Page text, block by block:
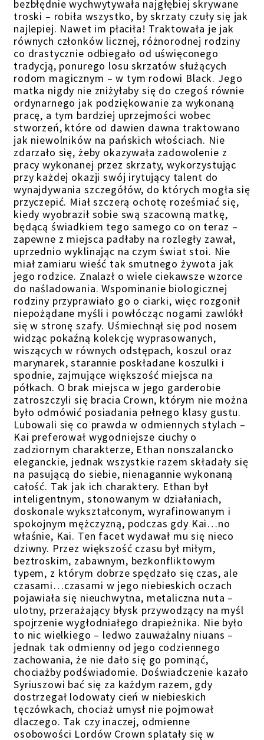
bezbłędnie wychwytywała najgłębiej skrywane
troski – robiła wszystko, by skrzaty czuły się jak
najlepiej. Nawet im płaciła! Traktowała je jak
równych członków licznej, różnorodnej rodziny
co drastycznie odbiegało od uświęconego
tradycją, ponurego losu skrzatów służących
rodom magicznym – w tym rodowi Black. Jego
matka nigdy nie zniżyłaby się do czegoś równie
ordynarnego jak podziękowanie za wykonaną
pracę, a tym bardziej uprzejmości wobec
stworzeń, które od dawien dawna traktowano
jak niewolników na pańskich włościach. Nie
zdarzało się, żeby okazywała zadowolenie z
pracy wykonanej przez skrzaty, wykorzystując
przy każdej okazji swój irytujący talent do
wynajdywania szczegółów, do których mogła się
przyczepić. Miał szczerą ochotę roześmiać się,
kiedy wyobraził sobie swą szacowną matkę,
będącą świadkiem tego samego co on teraz –
zapewne z miejsca padłaby na rozległy zawał,
uprzednio wyklinając na czym świat stoi. Nie
miał zamiaru wieść tak smutnego żywota jak
jego rodzice. Znalazł o wiele ciekawsze wzorce
do naśladowania. Wspominanie biologicznej
rodziny przyprawiało go o ciarki, więc rozgonił
niepożądane myśli i powłócząc nogami zawlókł
się w stronę szafy. Uśmiechnął się pod nosem
widząc pokaźną kolekcję wyprasowanych,
wiszących w równych odstępach, koszul oraz
marynarek, starannie poskładane koszulki i
spodnie, zajmujące większość miejsca na
półkach. O brak miejsca w jego garderobie
zatroszczyli się bracia Crown, którym nie można
było odmówić posiadania pełnego klasy gustu.
Lubowali się co prawda w odmiennych stylach –
Kai preferował wygodniejsze ciuchy o
zadziornym charakterze, Ethan nonszalancko
eleganckie, jednak wszystkie razem składały się
na pasującą do siebie, nienagannie wykonaną
całość. Tak jak ich charaktery. Ethan był
inteligentnym, stonowanym w działaniach,
doskonale wykształconym, wyrafinowanym i
spokojnym mężczyzną, podczas gdy Kai…no
właśnie, Kai. Ten facet wydawał mu się nieco
dziwny. Przez większość czasu był miłym,
beztroskim, zabawnym, bezkonfliktowym
typem, z którym dobrze spędzało się czas, ale
czasami…czasami w jego niebieskich oczach
pojawiała się nieuchwytna, metaliczna nuta –
ulotny, przerażający błysk przywodzący na myśl
spojrzenie wygłodniałego drapieżnika. Nie było
to nic wielkiego – ledwo zauważalny niuans –
jednak tak odmienny od jego codziennego
zachowania, że nie dało się go pominąć,
chociażby podświadomie. Doświadczenie kazało
Syriuszowi bać się za każdym razem, gdy
dostrzegał lodowaty cień w niebieskich
tęczówkach, chociaż umysł nie pojmował
dlaczego. Tak czy inaczej, odmienne
osobowości Lordów Crown splatały się w